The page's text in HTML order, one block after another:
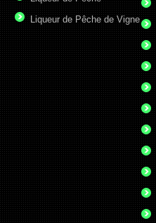
Liqueur de Pêche de Vigne